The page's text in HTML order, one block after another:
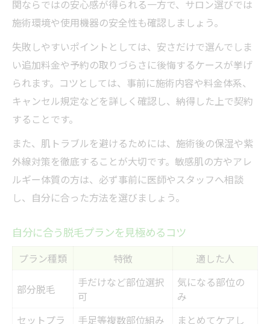
関ならではの安心感が得られる一方で、サロン選びでは
施術環境や使用機器の安全性も確認しましょう。
失敗しやすいポイントとしては、安さだけで選んでしま
い追加料金や予約の取りづらさに後悔するケースが挙げ
られます。コツとしては、事前に施術内容や料金体系、
キャンセル規定などを詳しく確認し、納得した上で契約
することです。
また、肌トラブルを避けるためには、施術後の保湿や紫
外線対策を徹底することが大切です。敏感肌の方やアレ
ルギー体質の方は、必ず事前に医師やスタッフへ相談
し、自分に合った方法を選びましょう。
自分に合う脱毛プランを見極めるコツ
プラン種類 特徴 適した人
部分脱毛
手だけなど部位選択
可
気になる部位の
み
セットプラ
手足等複数部位組み
まとめてケアし